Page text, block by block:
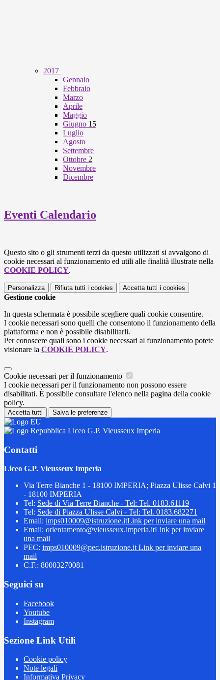
2017
Gennaio
Febbraio
Marzo
Aprile
Maggio
Giugno 15
Luglio
Agosto
Settembre
Ottobre 2
Novembre
Dicembre
Eventi Calendario
Questo sito o gli strumenti terzi da questo utilizzati si avvalgono di
cookie necessari al funzionamento ed utili alle finalità illustrate nella
COOKIE POLICY.
Personalizza Rifiuta tutti i cookies Accetta tutti i cookies
Gestione cookie
In questa schermata è possibile scegliere quali cookie consentire.
I cookie necessari sono quelli che consentono il funzionamento della
piattaforma e non è possibile disabilitarli.
Per conoscere quali sono i cookie necessari al funzionamento potete
visionare la COOKIE POLICY.
Cookie necessari per il funzionamento
I cookie necessari per il funzionamento non possono essere
disabilitati. È possibile consultare l'elenco nella pagina della cookie
policy.
Accetta tutti Salva le preferenze
Liceo G.P. Vieusseux Imperia
Contatti
Liceo G.P. Vieusseux Imperia
Via Terre Bianche 1 - 18100 IMPERIA; Piazza Ulisse Calvi 1
- 18100 IMPERIA
Tel: Sede di Via Terre Bianche - Tel: Tel. 0183.61119
Tel: Sede di Piazza Ulisse Calvi - Tel: Tel. 0183.682271
Email: imps010009@istruzione.itLink per inviare una mail
Email: orientamento@vieusseux.imperia.itLink per inviare
una mail
PEC: imps010009@pec.istruzione.it Link per inviare una
mail
C.F.: 80003270081
Seguici su
Facebook
Youtube
Instagram
Sezione Link Utili
Cookie policy
Note legali
Informativa Privacy